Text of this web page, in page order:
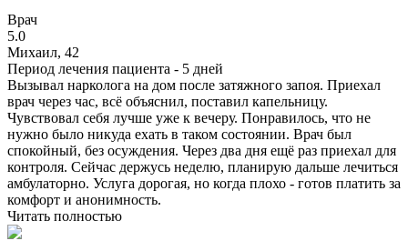
Врач
5.0
Михаил, 42
Период лечения пациента - 5 дней
Вызывал нарколога на дом после затяжного запоя. Приехал
врач через час, всё объяснил, поставил капельницу.
Чувствовал себя лучше уже к вечеру. Понравилось, что не
нужно было никуда ехать в таком состоянии. Врач был
спокойный, без осуждения. Через два дня ещё раз приехал для
контроля. Сейчас держусь неделю, планирую дальше лечиться
амбулаторно. Услуга дорогая, но когда плохо - готов платить за
комфорт и анонимность.
Читать полностью